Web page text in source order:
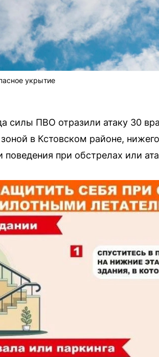
укрытие
силы ПВО отразили атаку 30
в Кстовском районе,
поведения при обстрелах или